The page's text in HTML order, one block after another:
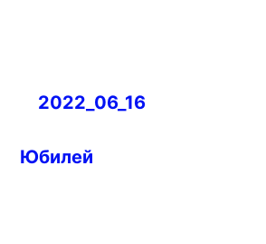
Навигация
записям
2022_06_16
Юбилей